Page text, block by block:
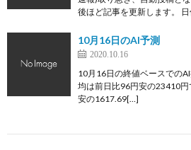
後ほど記事を更新します。
10月16日のAI予測
2020.10.16
10月16日の終値ベースでの
均は前日比96円安の23410
安の1617.69[…]